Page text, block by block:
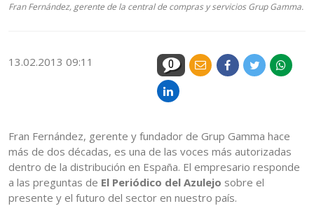
Fran Fernández, gerente de la central de compras y servicios Grup Gamma.
13.02.2013 09:11 0
Fran Fernández, gerente y fundador de Grup Gamma hace
más de dos décadas, es una de las voces más autorizadas
dentro de la distribución en España. El empresario responde
a las preguntas de El Periódico del Azulejo sobre el
presente y el futuro del sector en nuestro país.